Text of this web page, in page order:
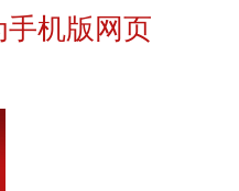
手机版网页